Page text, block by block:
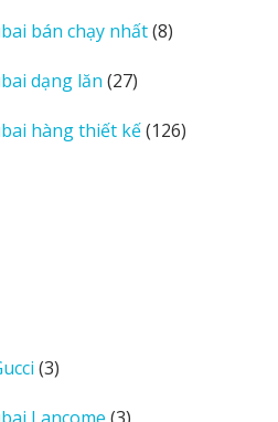
phẩm
bán chạy nhất 88
dạng lăn 2727
phẩm
hàng thiết kế 126126
33
3